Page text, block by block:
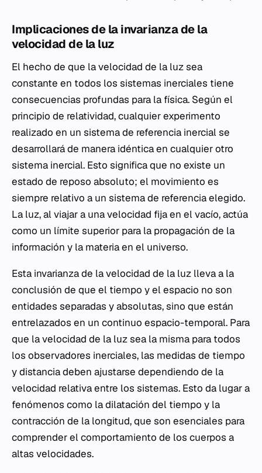
Implicaciones de la invarianza de la
velocidad de la luz
El hecho de que la velocidad de la luz sea
constante en todos los sistemas inerciales tiene
consecuencias profundas para la física. Según el
principio de relatividad, cualquier experimento
realizado en un sistema de referencia inercial se
desarrollará de manera idéntica en cualquier otro
sistema inercial. Esto significa que no existe un
estado de reposo absoluto; el movimiento es
siempre relativo a un sistema de referencia elegido.
La luz, al viajar a una velocidad fija en el vacío, actúa
como un límite superior para la propagación de la
información y la materia en el universo.
Esta invarianza de la velocidad de la luz lleva a la
conclusión de que el tiempo y el espacio no son
entidades separadas y absolutas, sino que están
entrelazados en un continuo espacio-temporal. Para
que la velocidad de la luz sea la misma para todos
los observadores inerciales, las medidas de tiempo
y distancia deben ajustarse dependiendo de la
velocidad relativa entre los sistemas. Esto da lugar a
fenómenos como la dilatación del tiempo y la
contracción de la longitud, que son esenciales para
comprender el comportamiento de los cuerpos a
altas velocidades.